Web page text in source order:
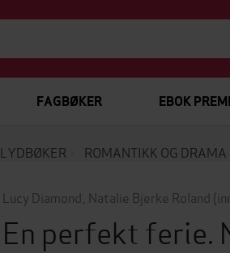
FAGBØKER EBOK
LYDBØKER ROMANTIKK OG DRAMA
Lucy Diamond Natalie Bjerke Roland
En perfekt ferie.